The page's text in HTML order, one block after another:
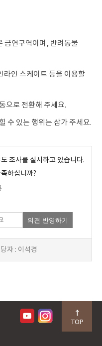
금연구역이며, 반려동물
라인 스케이트 등을 이용할
으로 전환해 주세요.
수 있는 행위는 삼가 주세요.
조사를 실시하고 있습니다.
하십니까?
의견 반영하기
자 : 이석경
TOP